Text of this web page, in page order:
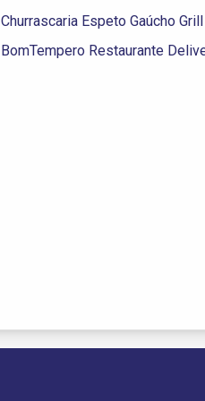
Churrascaria Espeto Gaúcho Grill
BomTempero Restaurante